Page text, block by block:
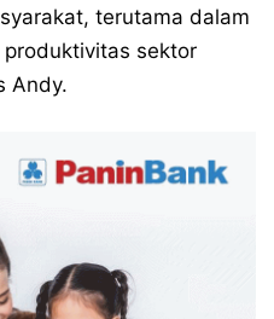
terutama dalam
sektor
Andy.